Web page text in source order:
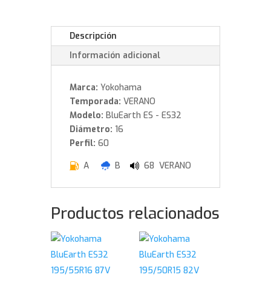
Descripción
Información adicional
Marca: Yokohama
Temporada: VERANO
Modelo: BluEarth ES - ES32
Diámetro: 16
Perfil: 60
A
B 68 VERANO
Productos relacionados